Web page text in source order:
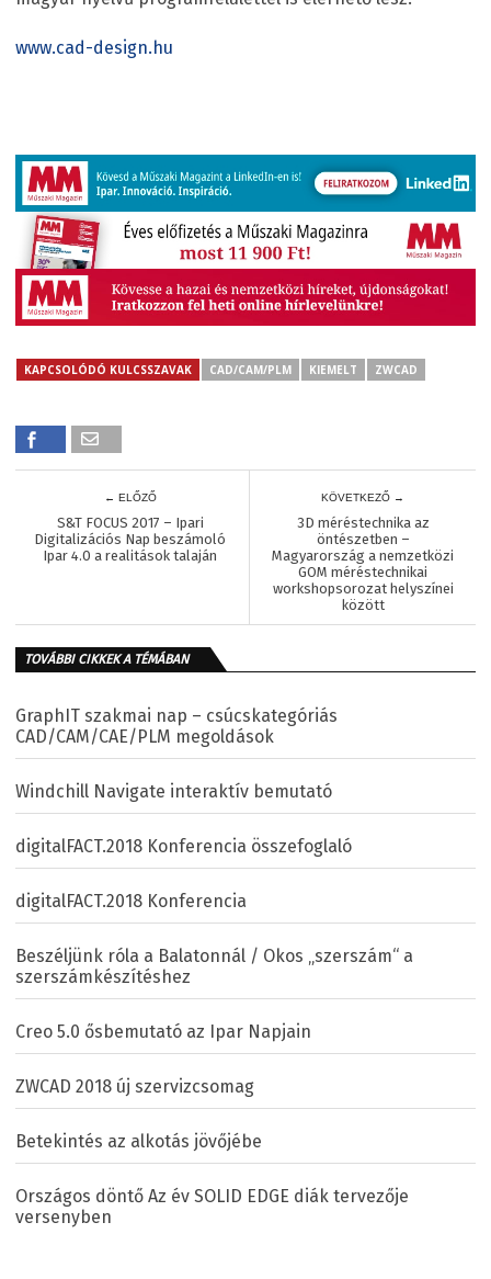
www.cad-design.hu
KAPCSOLÓDÓ KULCSSZAVAK CAD/CAM/PLM KIEMELT ZWCAD
← ELŐZŐ
S&T FOCUS 2017 – Ipari
Digitalizációs Nap beszámoló
Ipar 4.0 a realitások talaján
KÖVETKEZŐ →
3D méréstechnika az
öntészetben –
Magyarország a nemzetközi
GOM méréstechnikai
workshopsorozat helyszínei
között
TOVÁBBI CIKKEK A TÉMÁBAN
GraphIT szakmai nap – csúcskategóriás
CAD/CAM/CAE/PLM megoldások
Windchill Navigate interaktív bemutató
digitalFACT.2018 Konferencia összefoglaló
digitalFACT.2018 Konferencia
Beszéljünk róla a Balatonnál / Okos „szerszám“ a
szerszámkészítéshez
Creo 5.0 ősbemutató az Ipar Napjain
ZWCAD 2018 új szervizcsomag
Betekintés az alkotás jövőjébe
Országos döntő Az év SOLID EDGE diák tervezője
versenyben